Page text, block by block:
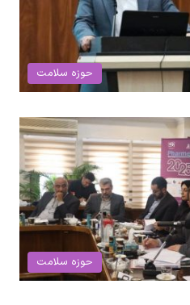
حوزه سلامت
حوزه سلامت